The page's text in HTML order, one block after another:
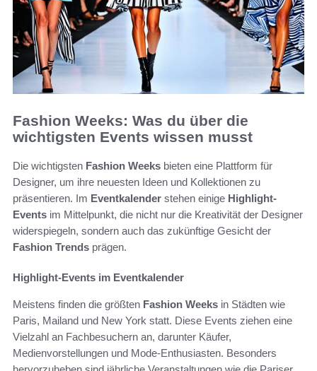
Fashion Weeks: Was du über die
wichtigsten Events wissen musst
Die wichtigsten Fashion Weeks bieten eine Plattform für
Designer, um ihre neuesten Ideen und Kollektionen zu
präsentieren. Im Eventkalender stehen einige Highlight-
Events im Mittelpunkt, die nicht nur die Kreativität der Designer
widerspiegeln, sondern auch das zukünftige Gesicht der
Fashion Trends prägen.
Highlight-Events im Eventkalender
Meistens finden die größten Fashion Weeks in Städten wie
Paris, Mailand und New York statt. Diese Events ziehen eine
Vielzahl an Fachbesuchern an, darunter Käufer,
Medienvorstellungen und Mode-Enthusiasten. Besonders